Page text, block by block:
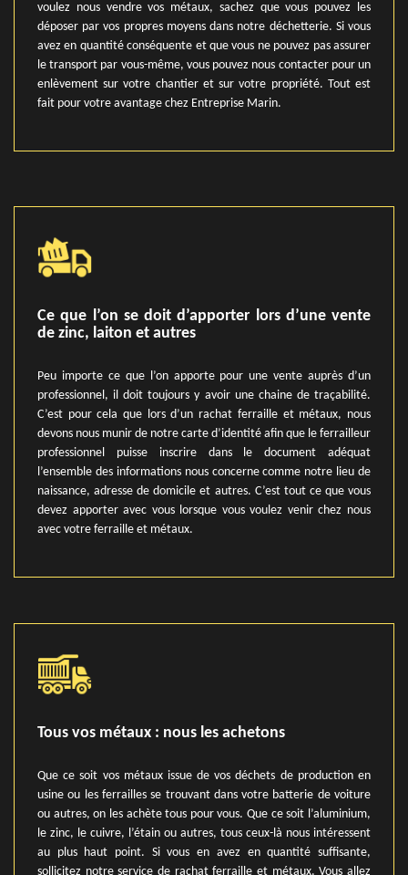
voulez nous vendre vos métaux, sachez que vous pouvez les
déposer par vos propres moyens dans notre déchetterie. Si vous
avez en quantité conséquente et que vous ne pouvez pas assurer
le transport par vous-même, vous pouvez nous contacter pour un
enlèvement sur votre chantier et sur votre propriété. Tout est
fait pour votre avantage chez Entreprise Marin.
Ce que l’on se doit d’apporter lors d’une vente
de zinc, laiton et autres
Peu importe ce que l’on apporte pour une vente auprès d’un
professionnel, il doit toujours y avoir une chaine de traçabilité.
C’est pour cela que lors d’un rachat ferraille et métaux, nous
devons nous munir de notre carte d’identité afin que le ferrailleur
professionnel puisse inscrire dans le document adéquat
l’ensemble des informations nous concerne comme notre lieu de
naissance, adresse de domicile et autres. C’est tout ce que vous
devez apporter avec vous lorsque vous voulez venir chez nous
avec votre ferraille et métaux.
Tous vos métaux : nous les achetons
Que ce soit vos métaux issue de vos déchets de production en
usine ou les ferrailles se trouvant dans votre batterie de voiture
ou autres, on les achète tous pour vous. Que ce soit l’aluminium,
le zinc, le cuivre, l’étain ou autres, tous ceux-là nous intéressent
au plus haut point. Si vous en avez en quantité suffisante,
sollicitez notre service de rachat ferraille et métaux. Vous allez